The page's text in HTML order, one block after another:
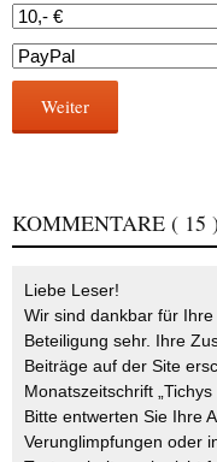
Weiter
KOMMENTARE ( 15 )
Liebe Leser!
Wir sind dankbar für
Beteiligung sehr. Ihre
Beiträge auf der Site
Monatszeitschrift „Tichys
Bitte entwerten Sie Ihre
Verunglimpfungen oder